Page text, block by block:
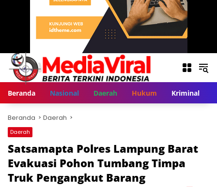
Beranda Nasional Daerah Hukum Kriminal
Beranda Daerah
Daerah
Satsamapta Polres Lampung Barat
Evakuasi Pohon Tumbang Timpa
Truk Pengangkut Barang